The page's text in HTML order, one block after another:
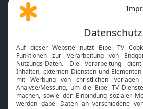
Gott und Bibel erklärt
Neuigkeiten